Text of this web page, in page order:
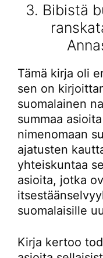
3. Bibistä
Tämä kirja oli
sen on
suomalainen
summaa
nimenomaan
ajatusten
yhteiskuntaa
asioita, jotka
suomalaisille
Kirja kertoo